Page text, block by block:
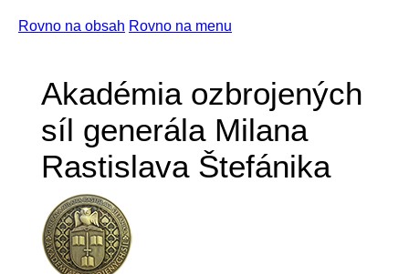
Rovno na obsah Rovno na menu
Akadémia ozbrojených
síl generála Milana
Rastislava Štefánika